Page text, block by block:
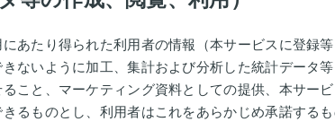
あたり得られた利用者の情報（本サービスに登録
ないように加工、集計および分析した統計データ
ること、マーケティング資料としての提供、本サー
るものとし、利用者はこれをあらかじめ承諾するも